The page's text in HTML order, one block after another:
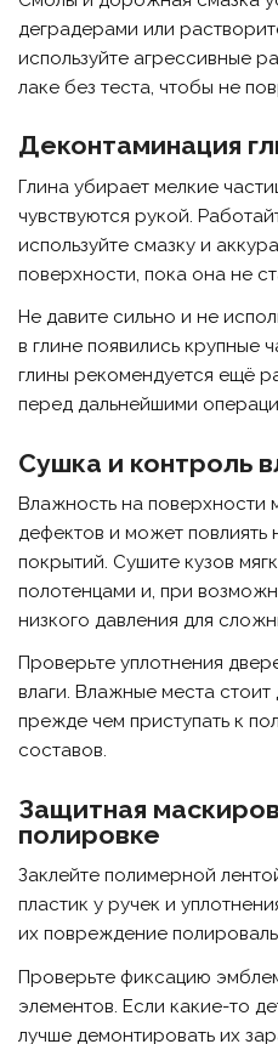
деградерами или
используйте агрессивные
лаке без теста, чтобы не
Деконтаминация
Глина убирает мелкие
чувствуются рукой.
используйте смазку и
поверхности, пока она не
Не давите сильно и не
в глине появились крупные
глины рекомендуется ещё
перед дальнейшими
Сушка и контроль
Влажность на поверхности
дефектов и может повлиять
покрытий. Сушите кузов
полотенцами и, при
низкого давления для
Проверьте уплотнения
влаги. Влажные места стоит
прежде чем приступать к
составов.
Защитная
полировке
Заклейте полимерной
пластик у ручек и
их повреждение
Проверьте фиксацию
элементов. Если какие-то
лучше демонтировать их